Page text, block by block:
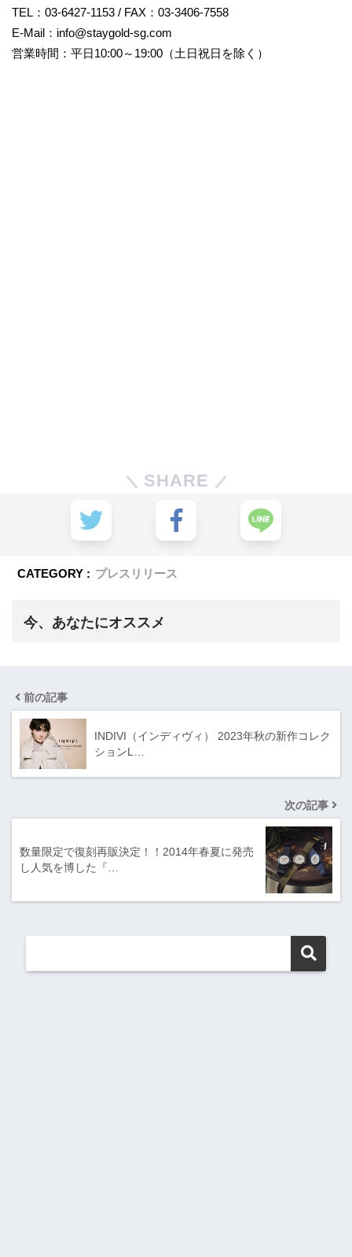
TEL：03-6427-1153 / FAX：03-3406-7558
E-Mail：info@staygold-sg.com
営業時間：平日10:00～19:00（土日祝日を除く）
SHARE
CATEGORY : プレスリリース
今、あなたにオススメ
前の記事
INDIVI（インディヴィ） 2023年秋の新作コレク
ションL…
次の記事
数量限定で復刻再販決定！！2014年春夏に発売
し人気を博した『…